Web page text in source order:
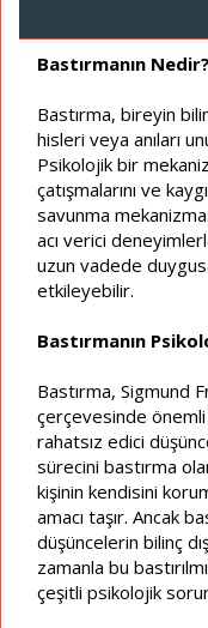
t
r
i
Bastırmanın Nedir?
Bastırma, bireyin
hisleri veya anıları
Psikolojik bir
çatışmalarını ve
savunma
acı verici
uzun vadede
etkileyebilir.
Bastırmanın
Bastırma, Sigmund
çerçevesinde
rahatsız edici
sürecini bastırma
kişinin kendisini
amacı taşır. Ancak
düşüncelerin bilinç
zamanla bu
çeşitli psikolojik